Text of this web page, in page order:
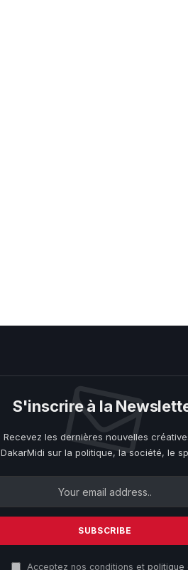
S'inscrire à la
Recevez les dernières nouvelles
DakarMidi sur la politique, la société, le
Acceptez nos conditions et politique